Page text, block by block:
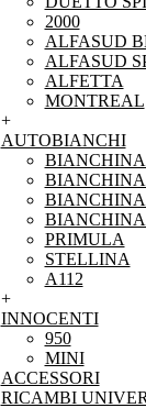
2000
ALFASUD
ALFASUD
ALFETTA
MONTREAL
+
AUTOBIANCHI
PRIMULA
STELLINA
A112
+
INNOCENTI
950
MINI
ACCESSORI
RICAMBI